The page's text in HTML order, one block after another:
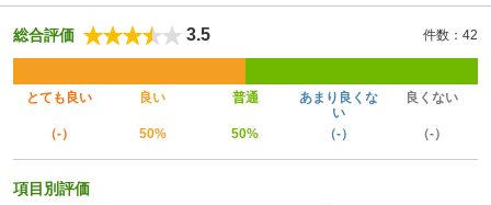
総合評価 3.5 件数：42
とても良い 良い 普通
あまり良くな
い
良くない
（-） 50% 50% （-） （-）
項目別評価